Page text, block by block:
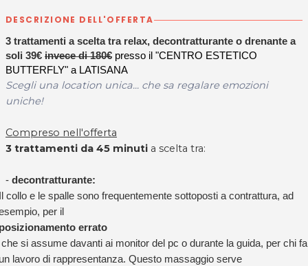
DESCRIZIONE DELL'OFFERTA
3 trattamenti a scelta tra relax, decontratturante o drenante a
soli 39€ invece di 180€ presso il "CENTRO ESTETICO
BUTTERFLY" a LATISANA
Scegli una location unica... che sa regalare emozioni
uniche!
Compreso nell'offerta
3 trattamenti da 45 minuti a scelta tra:
- decontratturante:
collo e le spalle sono frequentemente sottoposti a contrattura, ad
per il
errato
si assume davanti ai monitor del pc o durante la guida, per chi fa
lavoro di rappresentanza. Questo massaggio serve